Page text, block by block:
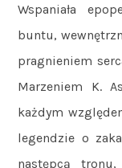
Wspaniała
buntu,
pragnieniem
Marzeniem K.
każdym
legendzie o
następcą